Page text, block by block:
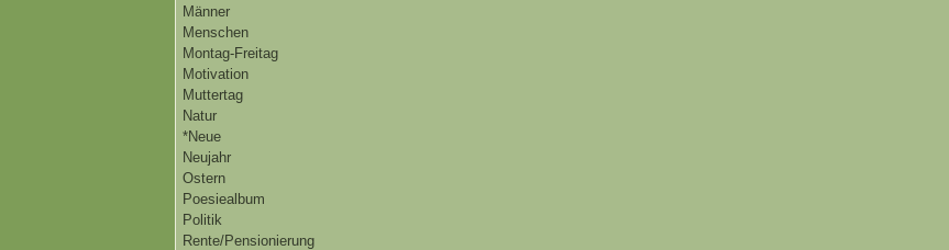
Männer
Menschen
Montag-Freitag
Motivation
Muttertag
Natur
*Neue
Neujahr
Ostern
Poesiealbum
Politik
Rente/Pensionierung